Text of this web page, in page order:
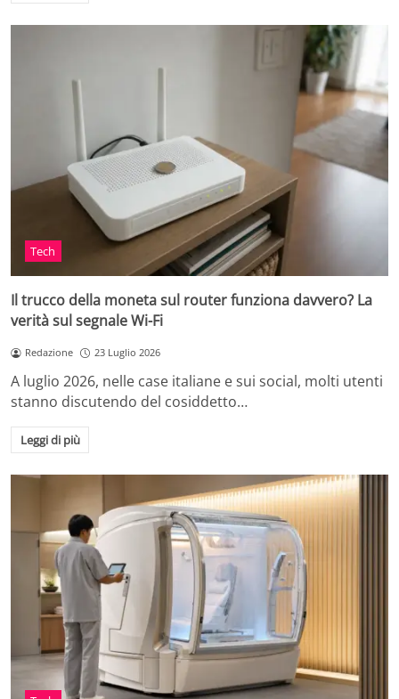
Tech
Il trucco della moneta sul router funziona davvero? La
verità sul segnale Wi-Fi
Redazione 23 Luglio 2026
A luglio 2026, nelle case italiane e sui social, molti utenti
stanno discutendo del cosiddetto…
Leggi di più